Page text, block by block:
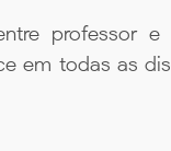
professor
em todas as